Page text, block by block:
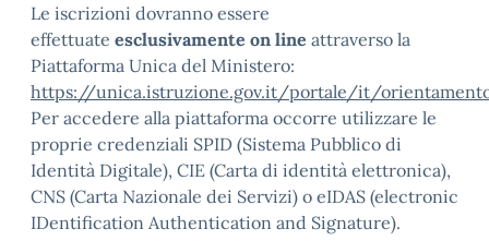
Le iscrizioni dovranno essere
effettuate esclusivamente on line attraverso la
Piattaforma Unica del Ministero:
https://unica.istruzione.gov.it/portale/it/
Per accedere alla piattaforma occorre utilizzare le
proprie credenziali SPID (Sistema Pubblico di
Identità Digitale), CIE (Carta di identità elettronica),
CNS (Carta Nazionale dei Servizi) o eIDAS (electronic
IDentification Authentication and Signature).